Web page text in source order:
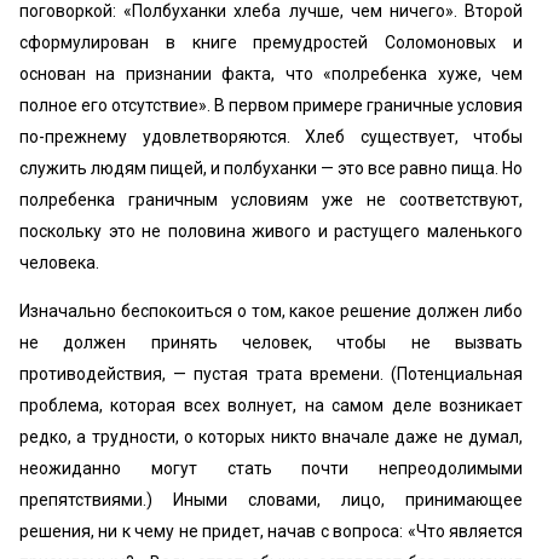
поговоркой: «Полбуханки хлеба лучше, чем ничего». Второй
сформулирован в книге премудростей Соломоновых и
основан на признании факта, что «полребенка хуже, чем
полное его отсутствие». В первом примере граничные условия
по-прежнему удовлетворяются. Хлеб существует, чтобы
служить людям пищей, и полбуханки — это все равно пища. Но
полребенка граничным условиям уже не соответствуют,
поскольку это не половина живого и растущего маленького
человека.
Изначально беспокоиться о том, какое решение должен либо
не должен принять человек, чтобы не вызвать
противодействия, — пустая трата времени. (Потенциальная
проблема, которая всех волнует, на самом деле возникает
редко, а трудности, о которых никто вначале даже не думал,
неожиданно могут стать почти непреодолимыми
препятствиями.) Иными словами, лицо, принимающее
решения, ни к чему не придет, начав с вопроса: «Что является